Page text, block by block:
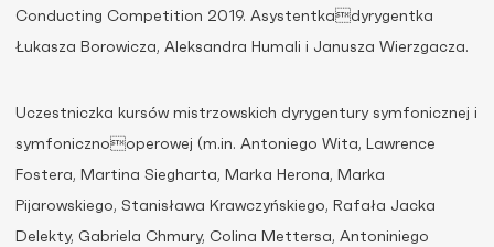
Conducting Competition 2019. Asystentkadyrygentka
Łukasza Borowicza, Aleksandra Humali i Janusza Wierzgacza.
Uczestniczka kursów mistrzowskich dyrygentury symfonicznej i
symfonicznooperowej (m.in. Antoniego Wita, Lawrence
Fostera, Martina Siegharta, Marka Herona, Marka
Pijarowskiego, Stanisława Krawczyńskiego, Rafała Jacka
Delekty, Gabriela Chmury, Colina Mettersa, Antoniniego